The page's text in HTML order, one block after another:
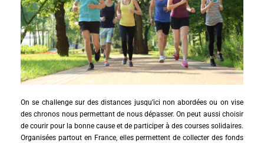
On se challenge sur des distances jusqu’ici non abordées ou on vise
des chronos nous permettant de nous dépasser. On peut aussi choisir
de courir pour la bonne cause et de participer à des courses solidaires.
Organisées partout en France, elles permettent de collecter des fonds